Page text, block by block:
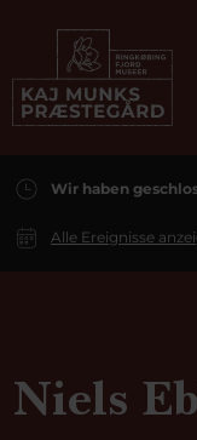
Wir haben
Alle Ereignisse
Niels